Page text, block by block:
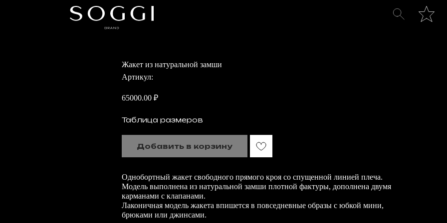
Жакет из натуральной замши
Артикул:
65000.00 ₽
Таблица размеров
Добавить в корзину
Однобортный жакет свободного прямого кроя со спущенной линией плеча.
Модель выполнена из натуральной замши плотной фактуры, дополнена двумя
карманами с клапанами.
Лаконичная модель жакета впишется в повседневные образы с юбкой мини,
брюками или джинсами.